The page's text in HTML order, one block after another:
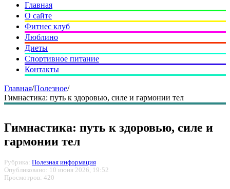
Главная
О сайте
Фитнес клуб
Люблино
Диеты
Спортивное питание
Контакты
Главная/Полезное/
Гимнастика: путь к здоровью, силе и гармонии тел
Гимнастика: путь к здоровью, силе и
гармонии тел
Рубрика: Полезная информация
Опубликовано: 10 июня 2026, 19:52
Просмотров: 420